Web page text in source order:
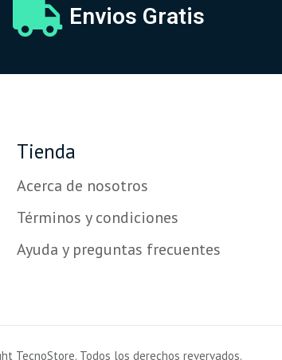
Envios Gratis
Tienda
Acerca de nosotros
Términos y condiciones
Ayuda y preguntas frecuentes
TecnoStore. Todos los derechos revervados.